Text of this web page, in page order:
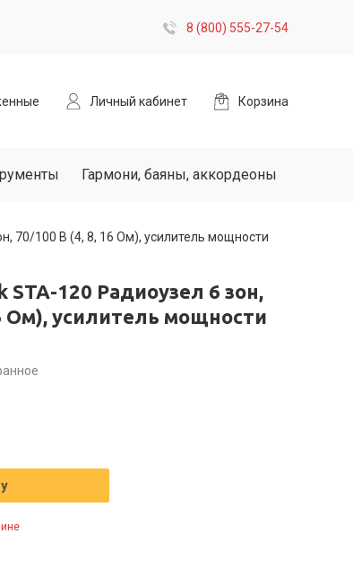
8 (800) 555-27-54
Личный кабинет Корзина
Гармони, баяны, аккордеоны
70/100 В (4, 8, 16 Ом), усилитель мощности
STA-120 Радиоузел 6 зон,
Ом), усилитель мощности